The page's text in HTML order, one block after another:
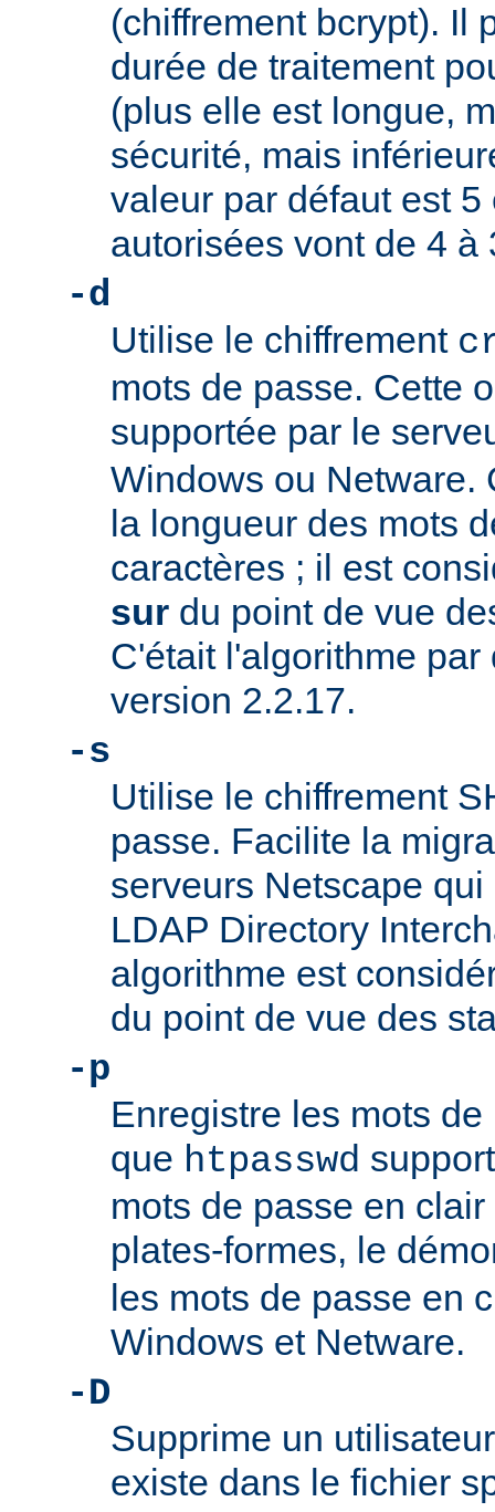
(chiffrement bcrypt). Il
durée de traitement
(plus elle est longue,
sécurité, mais
valeur par défaut est
autorisées vont de 4 à
-d
Utilise le chiffrement
mots de passe. Cette
supportée par le
Windows ou Netware.
la longueur des mots
caractères ; il est
sur du point de vue
C'était l'algorithme
version 2.2.17.
-s
Utilise le chiffrement
passe. Facilite la
serveurs Netscape
LDAP Directory
algorithme est
du point de vue des
-p
Enregistre les mots
que htpasswd
mots de passe en
plates-formes, le
les mots de passe en
Windows et Netware.
-D
Supprime un
existe dans le fichier